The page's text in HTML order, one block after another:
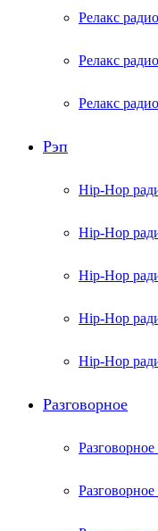
Релакс
Релакс
Релакс
Рэп
Hip-Hop
Hip-Hop
Hip-Hop
Hip-Hop
Hip-Hop
Разговорное